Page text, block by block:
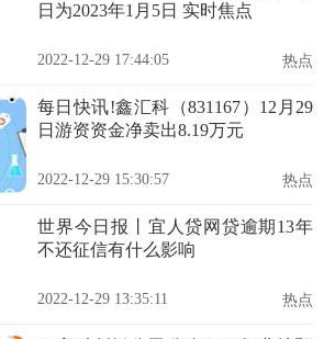
日为2023年1月5日 实时焦点
2022-12-29 17:44:05 热点
每日快讯!鑫汇科（831167）12月29
日游资资金净卖出8.19万元
2022-12-29 15:30:57 热点
世界今日报丨宜人贷网贷逾期13年
不还征信有什么影响
2022-12-29 13:35:11 热点